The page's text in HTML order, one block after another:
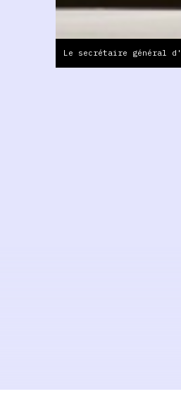
Le secrétaire général